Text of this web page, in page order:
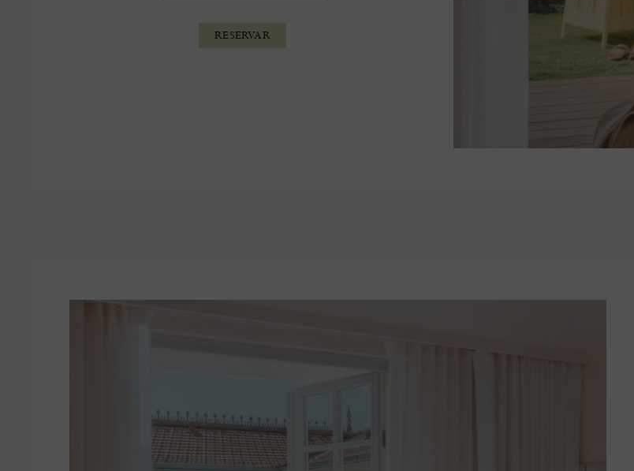
RESERVAR